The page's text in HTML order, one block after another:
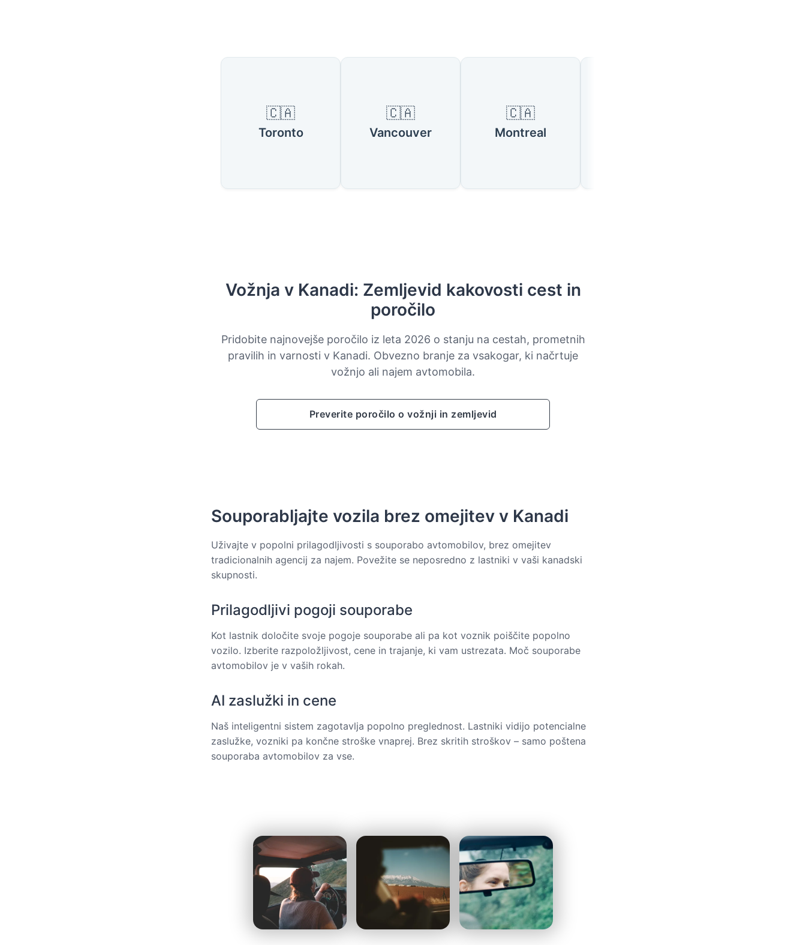
Dostopne države
🇨🇦
Toronto
🇨🇦
Vancouver
🇨🇦
Montreal
Vožnja v Kanadi: Zemljevid kakovosti cest in
poročilo
Pridobite najnovejše poročilo iz leta 2026 o stanju na cestah, prometnih
pravilih in varnosti v Kanadi. Obvezno branje za vsakogar, ki načrtuje
vožnjo ali najem avtomobila.
Preverite poročilo o vožnji in zemljevid
Souporabljajte vozila brez omejitev v Kanadi
Uživajte v popolni prilagodljivosti s souporabo avtomobilov, brez omejitev
tradicionalnih agencij za najem. Povežite se neposredno z lastniki v vaši kanadski
skupnosti.
Prilagodljivi pogoji souporabe
Kot lastnik določite svoje pogoje souporabe ali pa kot voznik poiščite popolno
vozilo. Izberite razpoložljivost, cene in trajanje, ki vam ustrezata. Moč souporabe
avtomobilov je v vaših rokah.
AI zaslužki in cene
Naš inteligentni sistem zagotavlja popolno preglednost. Lastniki vidijo potencialne
zaslužke, vozniki pa končne stroške vnaprej. Brez skritih stroškov – samo poštena
souporaba avtomobilov za vse.